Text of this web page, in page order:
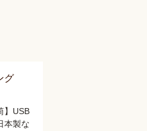
グ
】USB
本製な